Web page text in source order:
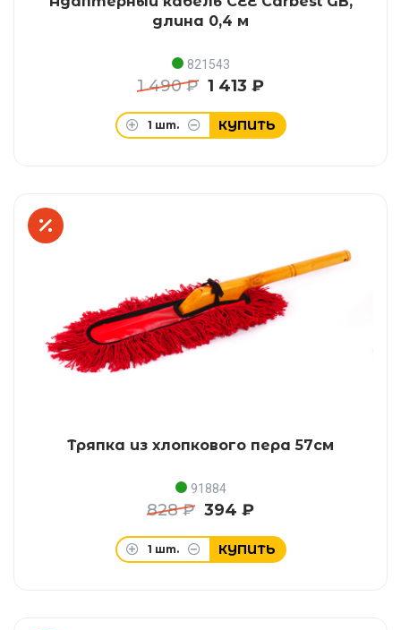
длина 0,4 м
821543
1 490 ₽ 1 413 ₽
1 шт. КУПИТЬ
Тряпка из хлопкового пера 57см
91884
828 ₽ 394 ₽
1 шт. КУПИТЬ